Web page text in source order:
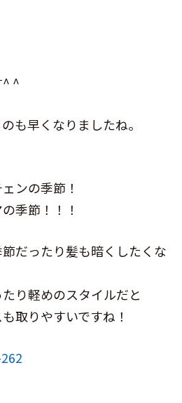
^ ^
も早くなりましたね。
ンの季節！
季節！！！
だったり髪も暗くしたくな
り軽めのスタイルだと
取りやすいですね！